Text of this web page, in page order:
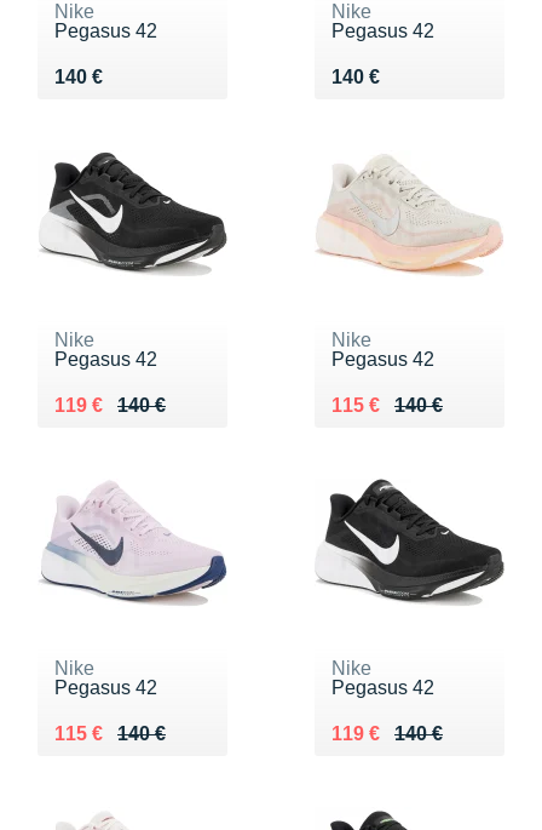
Nike
Pegasus 42
140 €
Vendu 140 €
Nike
Pegasus 42
140 €
Vendu 140 €
Nike
Pegasus 42
140 €
Au lieu de 140 €
119 €
Vendu 119 €
Nike
Pegasus 42
140 €
Au lieu de 140 €
115 €
Vendu 115 €
Nike
Pegasus 42
140 €
Au lieu de 140 €
115 €
Vendu 115 €
Nike
Pegasus 42
140 €
Au lieu de 140 €
119 €
Vendu 119 €